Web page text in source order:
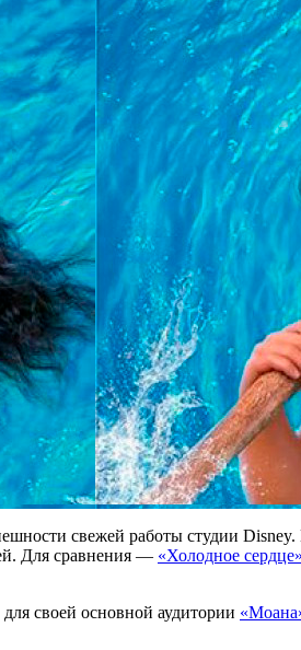
свежей работы студии
Для сравнения — «Холодное сердце»
своей основной аудитории